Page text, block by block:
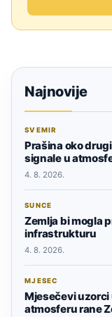
Najnovije
SVEMIR
Prašina oko
signale u
4. 8. 2026.
SUNCE
Zemlja bi mogla
infrastrukturu
4. 8. 2026.
MJESEC
Mjesečevi
atmosferu rane